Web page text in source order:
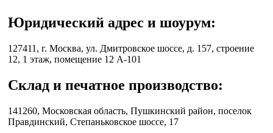
Юридический адрес и шоурум:
127411 , г. Москва, ул. Дмитровское шоссе, д. 157, строение
12, 1 этаж, помещение 12 А-101
Склад и печатное производство:
141260, Московская область, Пушкинский район, поселок
Правдинский, Степаньковское шоссе, 17